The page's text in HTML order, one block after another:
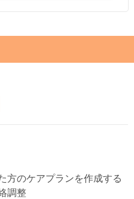
方のケアプランを作成する
調整